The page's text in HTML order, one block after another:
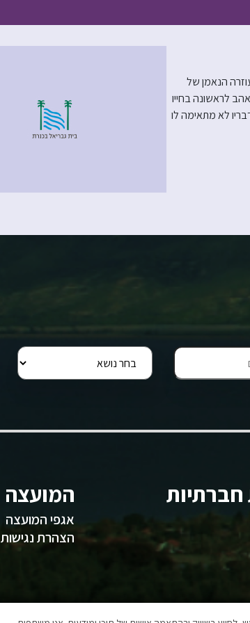
הנאמן של
לראשונה בחייו
לא מתאימה לו
המועצה
אגפי המועצה
הצהרת נגישות